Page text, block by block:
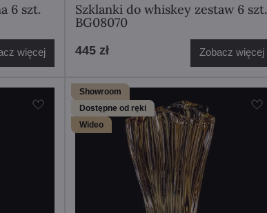
6 szt.
więcej
Szklanki do whiskey zestaw 6 szt.
BG08070
445 zł Zobacz więcej
Showroom
Dostępne od ręki
Wideo